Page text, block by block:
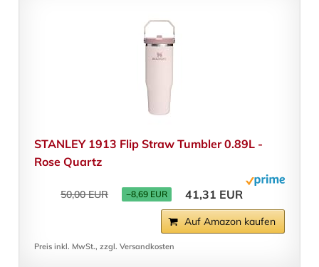
STANLEY 1913 Flip Straw Tumbler 0.89L -
Rose Quartz
50,00 EUR −8,69 EUR 41,31 EUR
Auf Amazon kaufen
Preis inkl. MwSt., zzgl. Versandkosten